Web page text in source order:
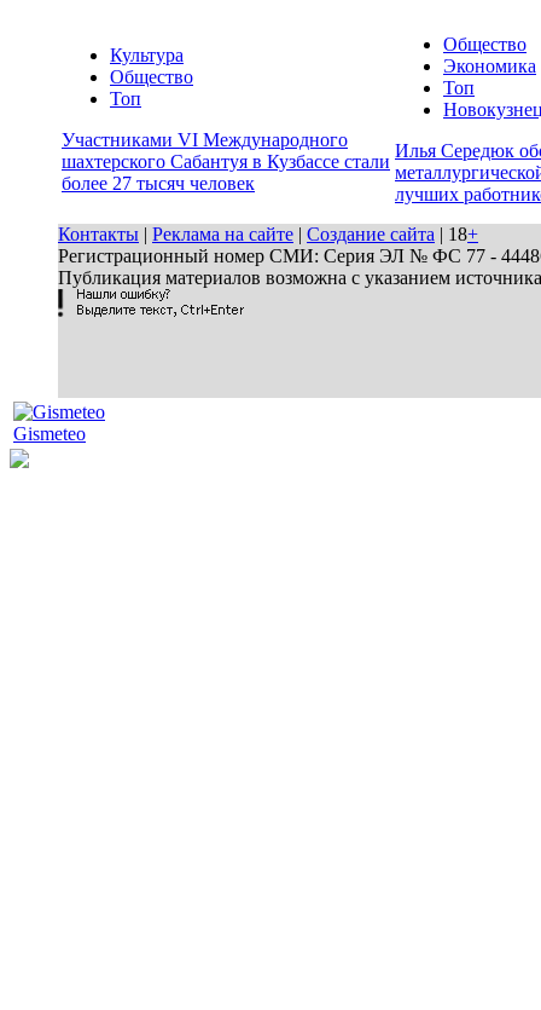
Культура
Общество
Топ
Участниками VI Международного
шахтерского Сабантуя в Кузбассе стали
более 27 тысяч человек
Общество
Экономика
Топ
Илья Середюк
лучших
Контакты | Реклама на сайте | Создание сайта | 18+
Регистрационный номер СМИ: Серия ЭЛ № ФС 77 - 44486
Публикация материалов возможна с указанием
Gismeteo